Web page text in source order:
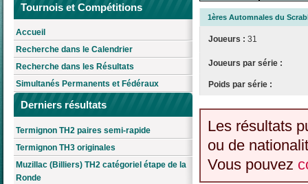
Tournois et Compétitions
Accueil
Recherche dans le Calendrier
Recherche dans les Résultats
Simultanés Permanents et Fédéraux
Derniers résultats
Termignon TH2 paires semi-rapide
Termignon TH3 originales
Muzillac (Billiers) TH2 catégoriel étape de la
Ronde
1ères Automnales du
Joueurs : 31
Joueurs par série :
Poids par série :
Les résultats
ou de
Vous pouvez